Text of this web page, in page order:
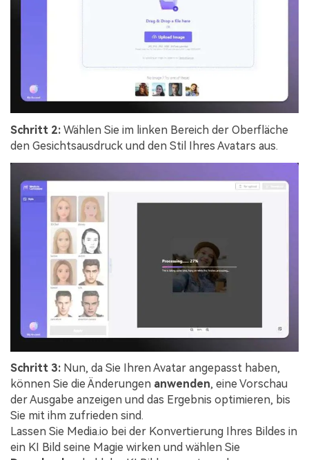
Schritt 2: Wählen Sie im linken Bereich der Oberfläche
den Gesichtsausdruck und den Stil Ihres Avatars aus.
Schritt 3: Nun, da Sie Ihren Avatar angepasst haben,
können Sie die Änderungen anwenden, eine Vorschau
der Ausgabe anzeigen und das Ergebnis optimieren, bis
Sie mit ihm zufrieden sind.
Lassen Sie Media.io bei der Konvertierung Ihres Bildes in
ein KI Bild seine Magie wirken und wählen Sie